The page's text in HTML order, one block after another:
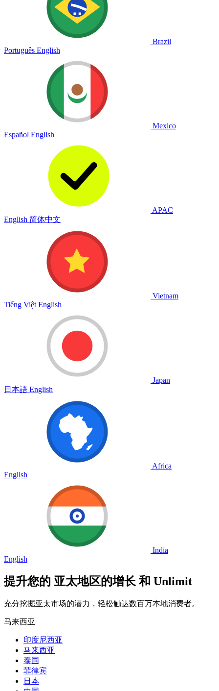
Brazil
Português English
Mexico
Español English
APAC
English 简体中文
Vietnam
Tiếng Việt English
Japan
日本語 English
Africa
English
India
English
提升您的 亚太地区的增长 和 Unlimit
充分挖掘亚太市场的潜力，轻松触达数百万本地消费者。
马来西亚
印度尼西亚
马来西亚
泰国
菲律宾
日本